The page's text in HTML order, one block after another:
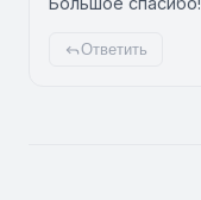
Ответить